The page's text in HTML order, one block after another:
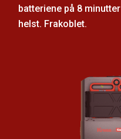
batteriene på 8 minutter
helst. Frakoblet.